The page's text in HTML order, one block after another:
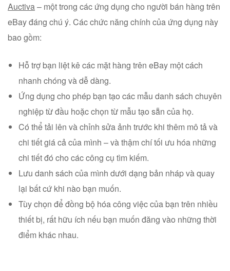
Auctiva– một trong các ứng dụng cho người bán hàng trên
eBay đáng chú ý. Các chức năng chính của ứng dụng này
bao gồm:
Hỗ trợ bạn liệt kê các mặt hàng trên eBay một cách
nhanh chóng và dễ dàng.
Ứng dụng cho phép bạn tạo các mẫu danh sách chuyên
nghiệp từ đầu hoặc chọn từ mẫu tạo sẵn của họ.
Có thể tải lên và chỉnh sửa ảnh trước khi thêm mô tả và
chi tiết giá cả của mình – và thậm chí tối ưu hóa những
chi tiết đó cho các công cụ tìm kiếm.
Lưu danh sách của mình dưới dạng bản nháp và quay
lại bất cứ khi nào bạn muốn.
Tùy chọn để đồng bộ hóa công việc của bạn trên nhiều
thiết bị, rất hữu ích nếu bạn muốn đăng vào những thời
điểm khác nhau.